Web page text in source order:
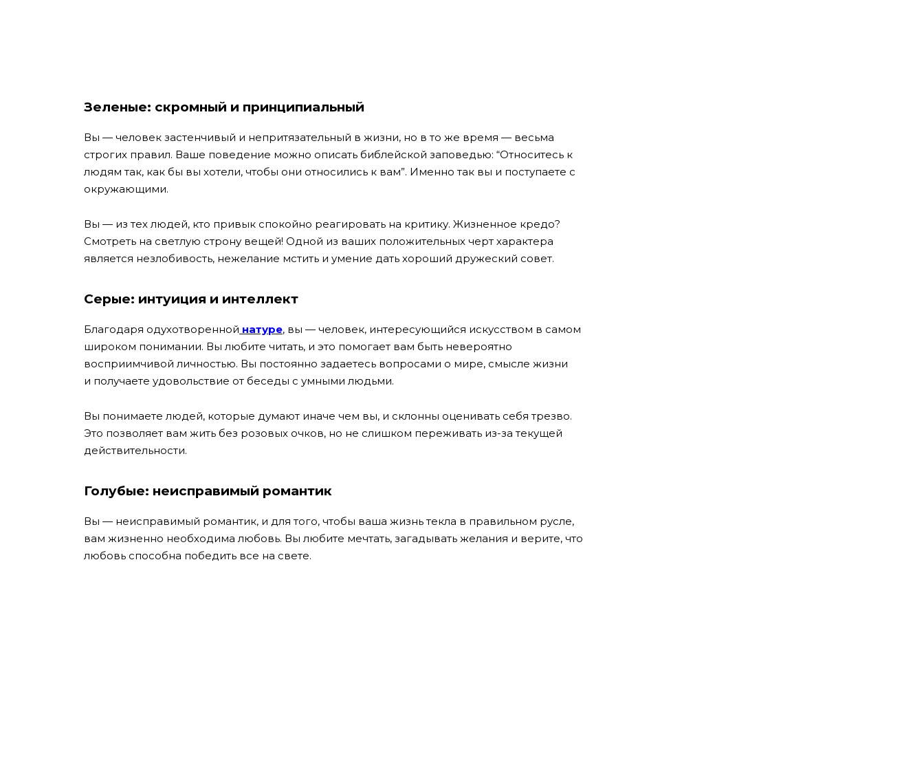
Зеленые: скромный и принципиальный
Вы — человек застенчивый и непритязательный в жизни, но в то же время — весьма
строгих правил. Ваше поведение можно описать библейской заповедью: “Относитесь к
людям так, как бы вы хотели, чтобы они относились к вам”. Именно так вы и поступаете с
окружающими.
Вы — из тех людей, кто привык спокойно реагировать на критику. Жизненное кредо?
Смотреть на светлую строну вещей! Одной из ваших положительных черт характера
является незлобивость, нежелание мстить и умение дать хороший дружеский совет.
Серые: интуиция и интеллект
Благодаря одухотворенной натуре, вы — человек, интересующийся искусством в самом
широком понимании. Вы любите читать, и это помогает вам быть невероятно
восприимчивой личностью. Вы постоянно задаетесь вопросами о мире, смысле жизни
и получаете удовольствие от беседы с умными людьми.
Вы понимаете людей, которые думают иначе чем вы, и склонны оценивать себя трезво.
Это позволяет вам жить без розовых очков, но не слишком переживать из-за текущей
действительности.
Голубые: неисправимый романтик
Вы — неисправимый романтик, и для того, чтобы ваша жизнь текла в правильном русле,
вам жизненно необходима любовь. Вы любите мечтать, загадывать желания и верите, что
любовь способна победить все на свете.